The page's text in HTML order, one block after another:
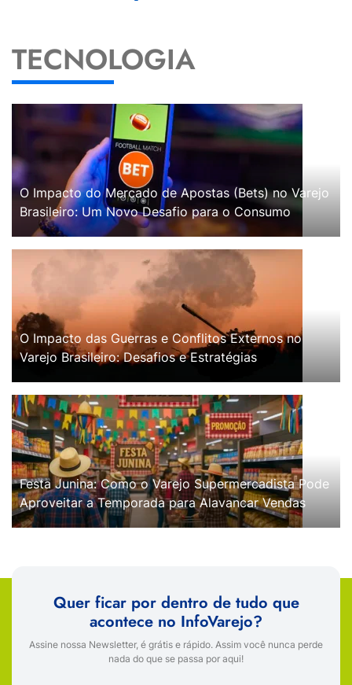
TECNOLOGIA
O Impacto do Mercado de Apostas (Bets) no Varejo
Brasileiro: Um Novo Desafio para o Consumo
O Impacto das Guerras e Conflitos Externos no
Varejo Brasileiro: Desafios e Estratégias
Festa Junina: Como o Varejo Supermercadista Pode
Aproveitar a Temporada para Alavancar Vendas
Quer ficar por dentro de tudo que
acontece no InfoVarejo?
Assine nossa Newsletter, é grátis e rápido. Assim você nunca perde
nada do que se passa por aqui!